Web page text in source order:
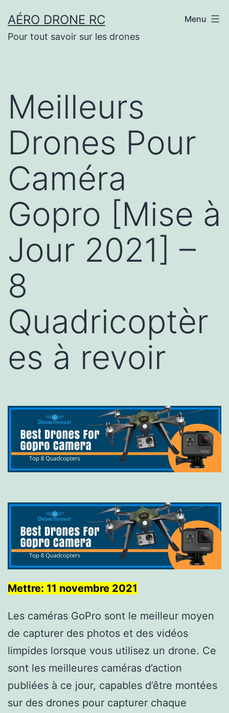
au
contenu
AÉRO DRONE RC
Pour tout savoir sur les drones
Menu
Meilleurs
Drones Pour
Caméra
Gopro [Mise à
Jour 2021] –
8
Quadricoptèr
es à revoir
Mettre: 11 novembre 2021
Les caméras GoPro sont le meilleur moyen
de capturer des photos et des vidéos
limpides lorsque vous utilisez un drone. Ce
sont les meilleures caméras d’action
publiées à ce jour, capables d’être montées
sur des drones pour capturer chaque